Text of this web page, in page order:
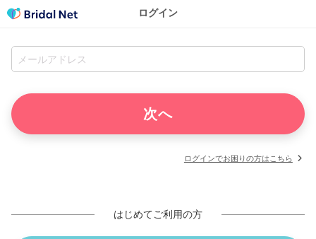
ログイン
ログインでお困りの方はこちら
はじめてご利用の方